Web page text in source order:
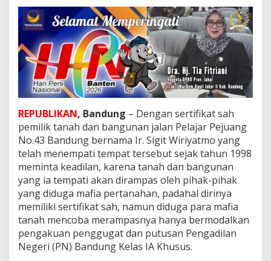
i
l
a
n
,
T
a
n
a
d
a
n
B
a
n
g
u
n
a
n
n
y
REPUBLIKAN, Bandung – Dengan sertifikat sah
pemilik tanah dan bangunan jalan Pelajar Pejuang
No.43 Bandung bernama Ir. Sigit Wiriyatmo yang
telah menempati tempat tersebut sejak tahun 1998
meminta keadilan, karena tanah dan bangunan
yang ia tempati akan dirampas oleh pihak-pihak
yang diduga mafia pertanahan, padahal dirinya
memiliki sertifikat sah, namun diduga para mafia
tanah mencoba merampasnya hanya bermodalkan
pengakuan penggugat dan putusan Pengadilan
Negeri (PN) Bandung Kelas IA Khusus.